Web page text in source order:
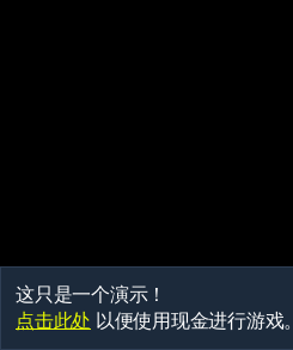
这只是一个演示！
点击此处 以便使用现金进行游戏。